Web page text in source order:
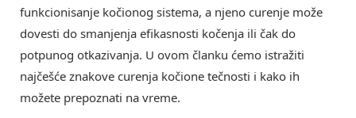
funkcionisanje kočionog sistema, a njeno curenje može
dovesti do smanjenja efikasnosti kočenja ili čak do
potpunog otkazivanja. U ovom članku ćemo istražiti
najčešće znakove curenja kočione tečnosti i kako ih
možete prepoznati na vreme.